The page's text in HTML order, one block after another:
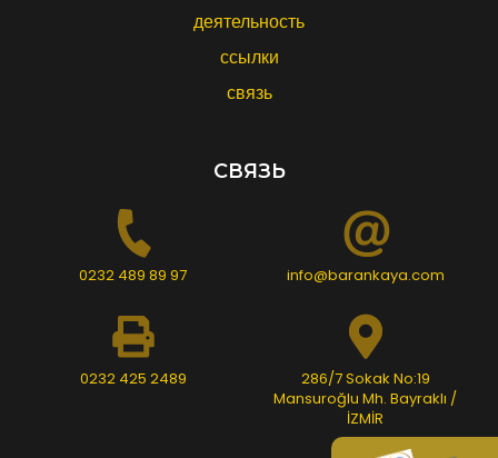
деятельность
ссылки
связь
СВЯЗЬ
0232 489 89 97 info@barankaya.com
0232 425 2489
286/7 Sokak No:19
Mansuroğlu Mh. Bayraklı /
İZMİR